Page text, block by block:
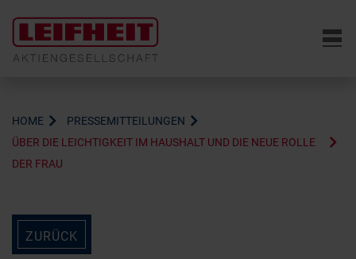
6
HOME
PRESSEMITTEILUNGEN
ÜBER DIE LEICHTIGKEIT IM HAUSHALT UND DIE NEUE ROLLE
DER FRAU
ZURÜCK